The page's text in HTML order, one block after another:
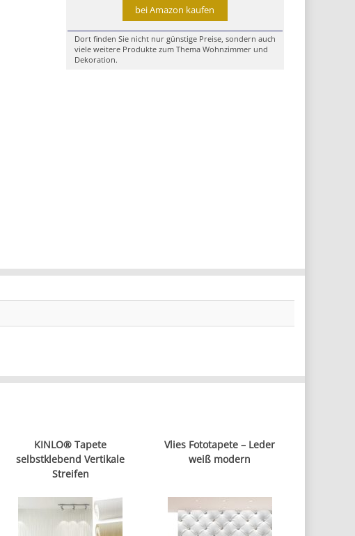
bei Amazon kaufen
Dort finden Sie nicht nur günstige Preise, sondern auch
viele weitere Produkte zum Thema Wohnzimmer und
Dekoration.
KINLO® Tapete
selbstklebend Vertikale
Streifen
Vlies Fototapete – Leder
weiß modern